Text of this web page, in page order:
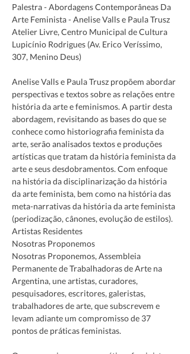
Palestra - Abordagens Contemporâneas Da
Arte Feminista - Anelise Valls e Paula Trusz
Atelier Livre, Centro Municipal de Cultura
Lupicínio Rodrigues (Av. Erico Veríssimo,
307, Menino Deus)
Anelise Valls e Paula Trusz propõem abordar
perspectivas e textos sobre as relações entre
história da arte e feminismos. A partir desta
abordagem, revisitando as bases do que se
conhece como historiografia feminista da
arte, serão analisados textos e produções
artísticas que tratam da história feminista da
arte e seus desdobramentos. Com enfoque
na história da disciplinarização da história
da arte feminista, bem como na história das
meta-narrativas da história da arte feminista
(periodização, cânones, evolução de estilos).
Artistas Residentes
Nosotras Proponemos
Nosotras Proponemos, Assembleia
Permanente de Trabalhadoras de Arte na
Argentina, une artistas, curadores,
pesquisadores, escritores, galeristas,
trabalhadores de arte, que subscrevem e
levam adiante um compromisso de 37